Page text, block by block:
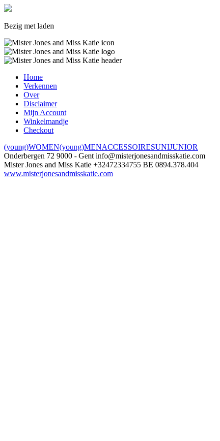
Bezig met laden
Home
Verkennen
Over
Disclaimer
Mijn Account
Winkelmandje
Checkout
(young)WOMEN(young)MENACCESSOIRESUNIJUNIOR
Onderbergen 72 9000 - Gent info@misterjonesandmisskatie.com
Mister Jones and Miss Katie +32472334755 BE 0894.378.404
www.misterjonesandmisskatie.com